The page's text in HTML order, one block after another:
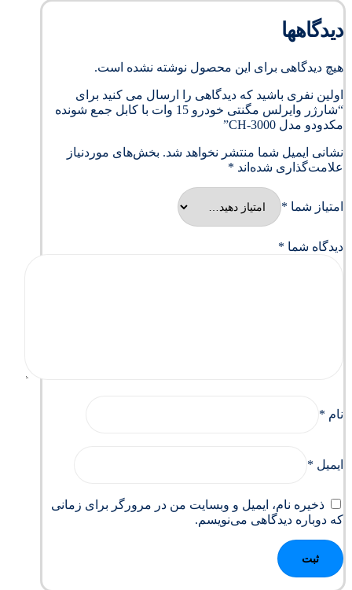
دیدگاهها
هیچ دیدگاهی برای این محصول نوشته نشده است.
اولین نفری باشید که دیدگاهی را ارسال می کنید برای
“شارژر وایرلس مگنتی خودرو 15 وات با کابل جمع شونده
مکدودو مدل CH-3000”
نشانی ایمیل شما منتشر نخواهد شد. بخش‌های موردنیاز
علامت‌گذاری شده‌اند *
امتیاز شما *
دیدگاه شما *
نام *
ایمیل *
ذخیره نام، ایمیل و وبسایت من در مرورگر برای زمانی
که دوباره دیدگاهی می‌نویسم.